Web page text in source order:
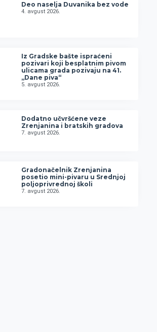
Deo naselja Duvanika bez vode
4. avgust 2026.
Iz Gradske bašte ispraćeni
pozivari koji besplatnim pivom
ulicama grada pozivaju na 41.
„Dane piva“
5. avgust 2026.
Dodatno učvršćene veze
Zrenjanina i bratskih gradova
7. avgust 2026.
Gradonačelnik Zrenjanina
posetio mini-pivaru u Srednjoj
poljoprivrednoj školi
7. avgust 2026.